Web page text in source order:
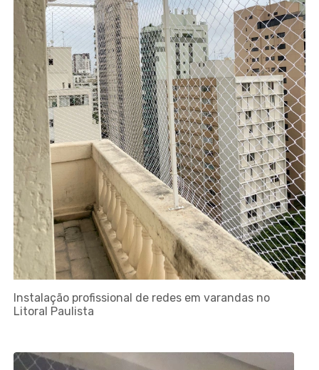
Instalação profissional de redes em varandas no
Litoral Paulista